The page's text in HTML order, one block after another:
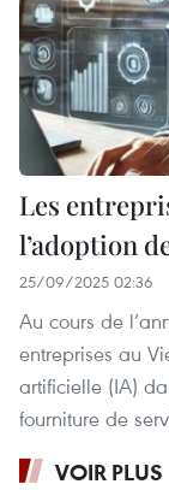
Les
l’adoption
25/09/2025 02:36
Au cours de
entreprises au
artificielle (IA)
fourniture de
VOIR PLUS